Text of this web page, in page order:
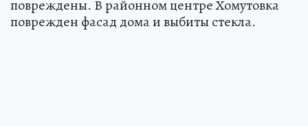
повреждены. В районном центре Хомутовка
поврежден фасад дома и выбиты стекла.